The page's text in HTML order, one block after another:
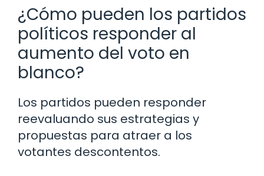
¿Cómo pueden los partidos
políticos responder al
aumento del voto en
blanco?
Los partidos pueden responder
reevaluando sus estrategias y
propuestas para atraer a los
votantes descontentos.